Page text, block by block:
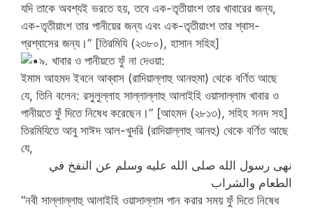
যদি তাকে অবশ্যই ভরতে হয়, তবে এক-তৃতীয়াংশ তার খাবারের জন্য,
এক-তৃতীয়াংশ তার পানীয়ের জন্য এবং এক-তৃতীয়াংশ তার শ্বাস-
প্রশ্বাসের জন্য।” [তিরমিযি (২৩৮০), হাসান সহিহ]
৯. খাবার ও পানীয়তে ফুঁ না দেওয়া:
ইমাম আহমদ ইবনে আব্বাস (রাদিয়াল্লাহু আনহুমা) থেকে বর্ণিত আছে
যে, তিনি বলেন: রসুলুল্লাহ সাল্লাল্লাহু আলাইহি ওয়াসাল্লাম খাবার ও
পানীয়তে ফুঁ দিতে নিষেধ করেছেন।” [আহমদ (২৮১৩), সহিহ সনদ সহ]
তিরমিযিতে আবু সাঈদ আল-খুদরি (রাদিয়াল্লাহু আনহু) থেকে বর্ণিত আছে
যে,
نهى رسول الله صلى الله عليه وسلم عن النفخ في
الطعام والشراب
“নবী সাল্লাল্লাহু আলাইহি ওয়াসাল্লাম পান করার সময় ফুঁ দিতে নিষেধ